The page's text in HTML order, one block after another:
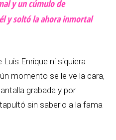
y un cúmulo de
y soltó la ahora inmortal
Enrique ni siquiera
momento se le ve la cara,
grabada y por
sin saberlo a la fama